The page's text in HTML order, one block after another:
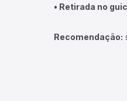
• Retirada no
Recomendação: